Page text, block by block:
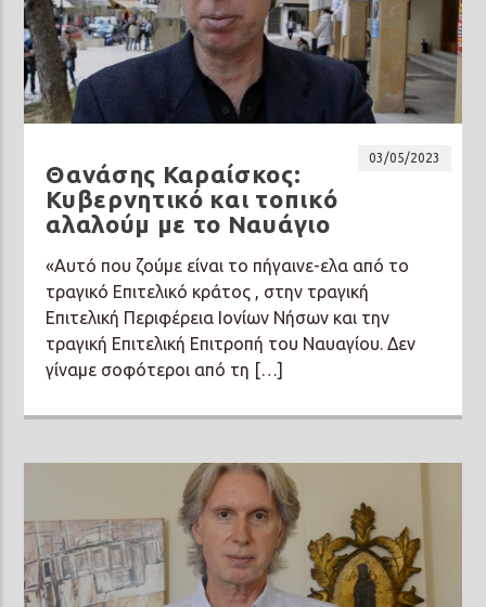
03/05/2023
Θανάσης Καραίσκος:
Κυβερνητικό και τοπικό
αλαλούμ με το Ναυάγιο
«Αυτό που ζούμε είναι το πήγαινε-ελα από το
τραγικό Επιτελικό κράτος , στην τραγική
Επιτελική Περιφέρεια Ιονίων Νήσων και την
τραγική Επιτελική Επιτροπή του Ναυαγίου. Δεν
γίναμε σοφότεροι από τη […]